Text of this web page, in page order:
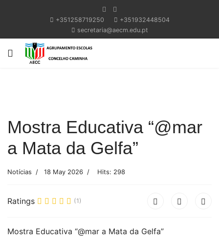
+351258719250
+351932448504
secretaria@aecm.edu.pt
Mostra Educativa “@mar
a Mata da Gelfa”
Notícias 18 May 2026 Hits: 298
Ratings (1)
Mostra Educativa “@mar a Mata da Gelfa”